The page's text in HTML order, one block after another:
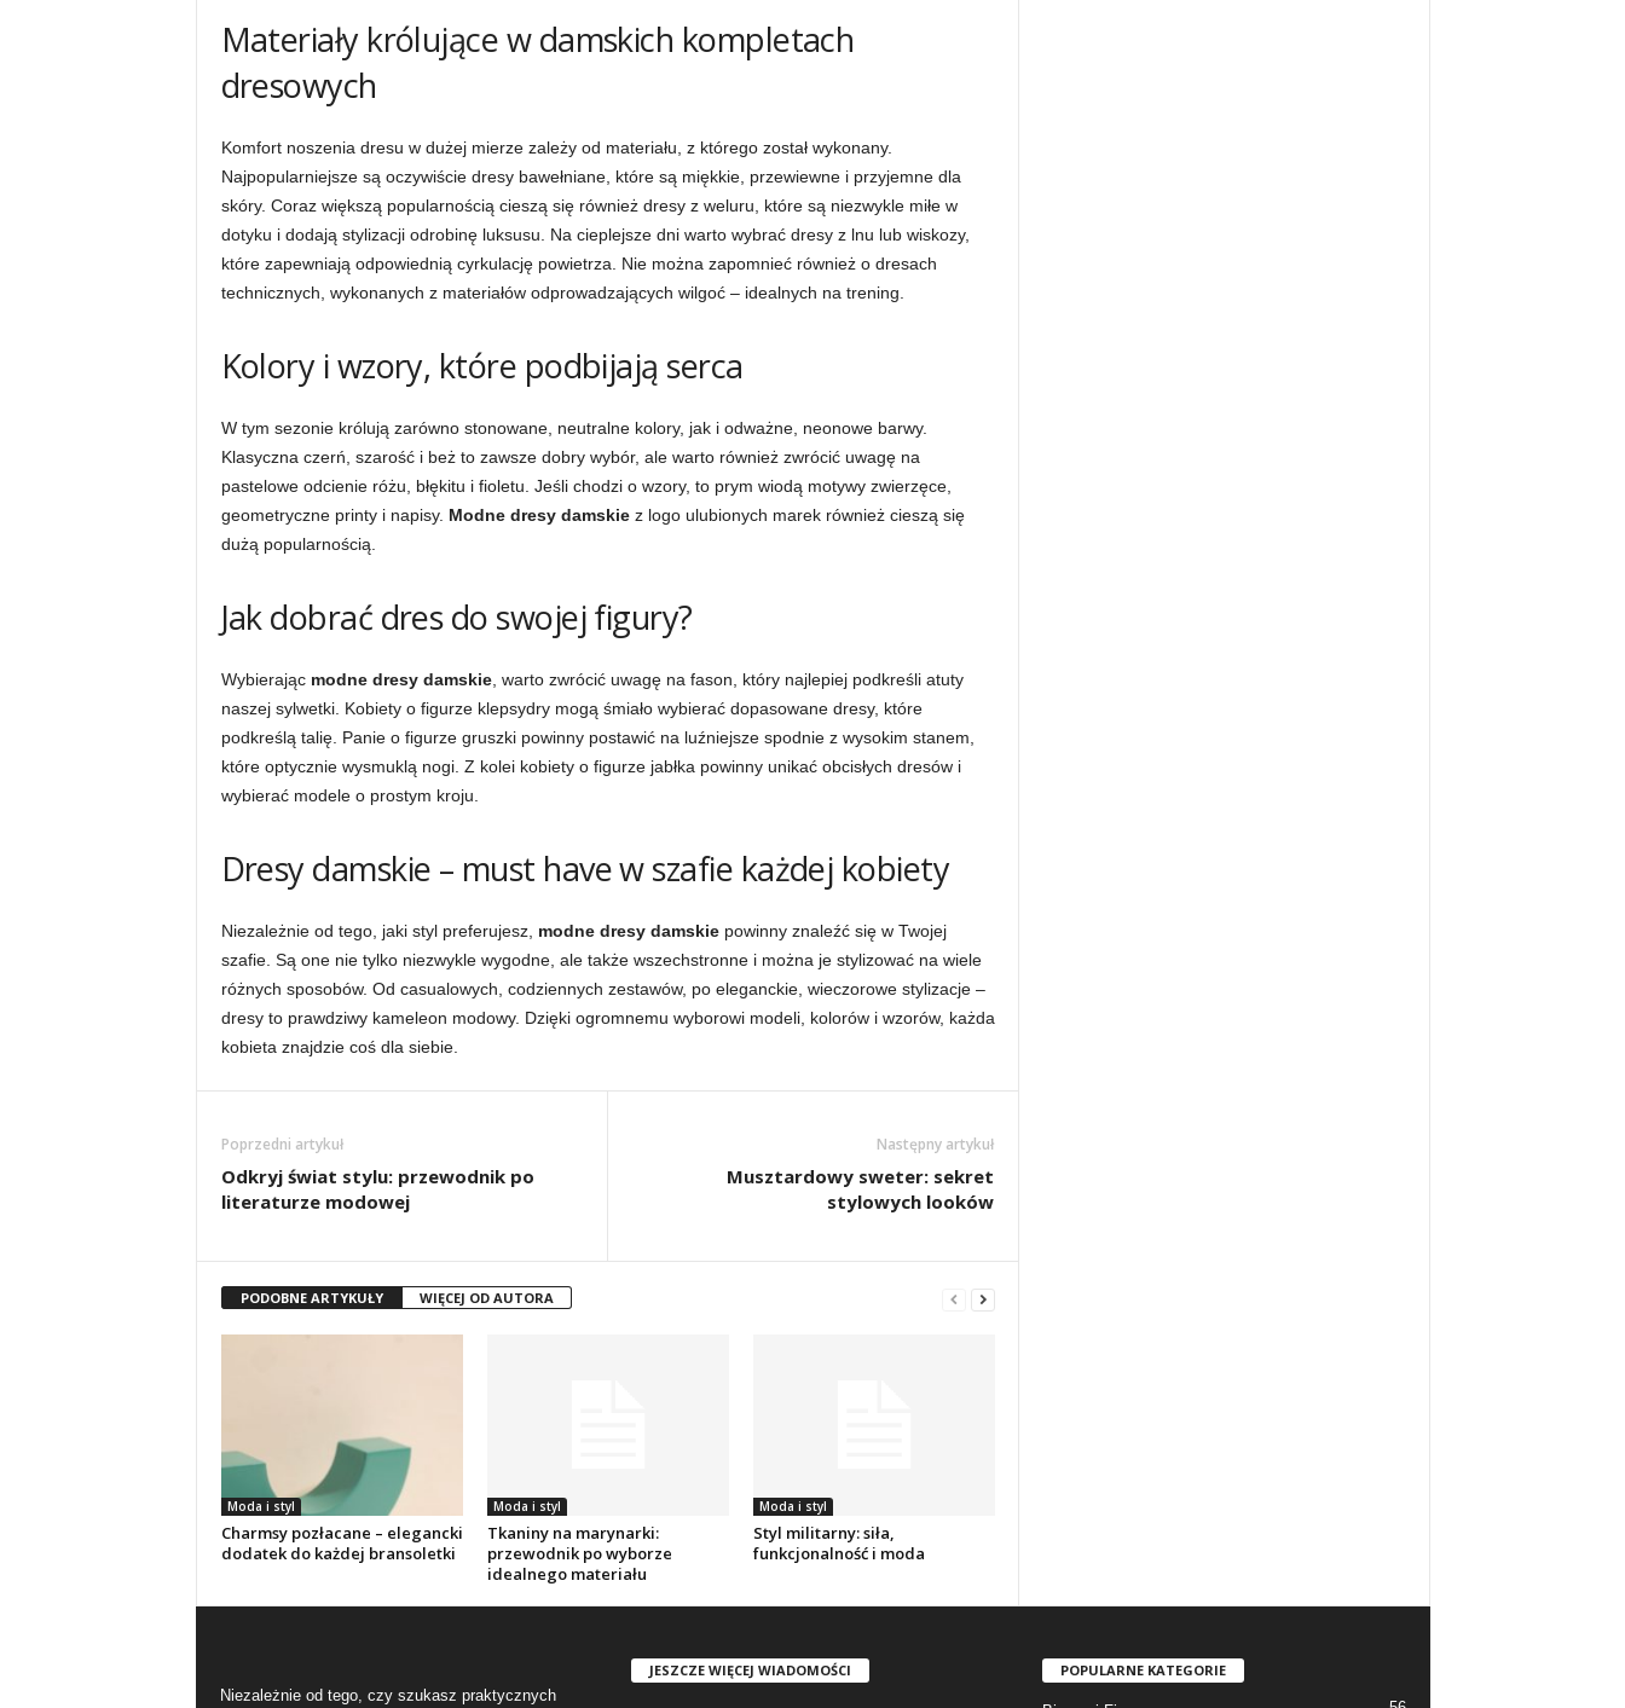
Materiały królujące w damskich kompletach
dresowych
Komfort noszenia dresu w dużej mierze zależy od materiału, z którego został wykonany.
Najpopularniejsze są oczywiście dresy bawełniane, które są miękkie, przewiewne i przyjemne dla
skóry. Coraz większą popularnością cieszą się również dresy z weluru, które są niezwykle miłe w
dotyku i dodają stylizacji odrobinę luksusu. Na cieplejsze dni warto wybrać dresy z lnu lub wiskozy,
które zapewniają odpowiednią cyrkulację powietrza. Nie można zapomnieć również o dresach
technicznych, wykonanych z materiałów odprowadzających wilgoć – idealnych na trening.
Kolory i wzory, które podbijają serca
W tym sezonie królują zarówno stonowane, neutralne kolory, jak i odważne, neonowe barwy.
Klasyczna czerń, szarość i beż to zawsze dobry wybór, ale warto również zwrócić uwagę na
pastelowe odcienie różu, błękitu i fioletu. Jeśli chodzi o wzory, to prym wiodą motywy zwierzęce,
geometryczne printy i napisy. Modne dresy damskiez logo ulubionych marek również cieszą się
dużą popularnością.
Jak dobrać dres do swojej figury?
Wybierając modne dresy damskie, warto zwrócić uwagę na fason, który najlepiej podkreśli atuty
naszej sylwetki. Kobiety o figurze klepsydry mogą śmiało wybierać dopasowane dresy, które
podkreślą talię. Panie o figurze gruszki powinny postawić na luźniejsze spodnie z wysokim stanem,
które optycznie wysmuklą nogi. Z kolei kobiety o figurze jabłka powinny unikać obcisłych dresów i
wybierać modele o prostym kroju.
Dresy damskie – must have w szafie każdej kobiety
Niezależnie od tego, jaki styl preferujesz, modne dresy damskiepowinny znaleźć się w Twojej
szafie. Są one nie tylko niezwykle wygodne, ale także wszechstronne i można je stylizować na wiele
różnych sposobów. Od casualowych, codziennych zestawów, po eleganckie, wieczorowe stylizacje –
dresy to prawdziwy kameleon modowy. Dzięki ogromnemu wyborowi modeli, kolorów i wzorów, każda
kobieta znajdzie coś dla siebie.
Poprzedni artykuł
Odkryj świat stylu: przewodnik po
literaturze modowej
Następny artykuł
Musztardowy sweter: sekret
stylowych looków
PODOBNE ARTYKUŁY WIĘCEJ OD AUTORA
Moda i styl
Charmsy pozłacane – elegancki
dodatek do każdej bransoletki
Moda i styl
Tkaniny na marynarki:
przewodnik po wyborze
idealnego materiału
Moda i styl
Styl militarny: siła,
funkcjonalność i moda
Niezależnie od tego, czy szukasz praktycznych
JESZCZE WIĘCEJ WIADOMOŚCI POPULARNE KATEGORIE